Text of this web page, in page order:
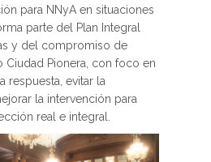
para NNyA en situaciones
parte del Plan Integral
y del compromiso de
Ciudad Pionera, con foco en
respuesta, evitar la
la intervención para
real e integral.